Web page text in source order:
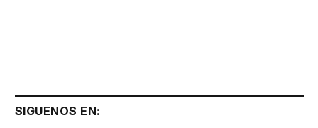
SIGUENOS EN: